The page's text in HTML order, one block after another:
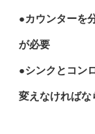
●カウンターを
が必要
●シンクとコン
変えなければな